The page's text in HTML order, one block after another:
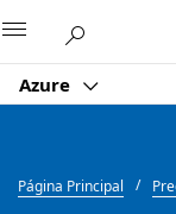
Azure
Página Principal